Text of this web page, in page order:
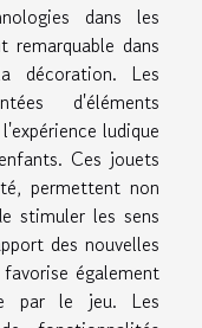
dans les
remarquable dans
décoration. Les
d'éléments
ludique
Ces jouets
permettent non
stimuler les sens
des nouvelles
également
par le jeu. Les